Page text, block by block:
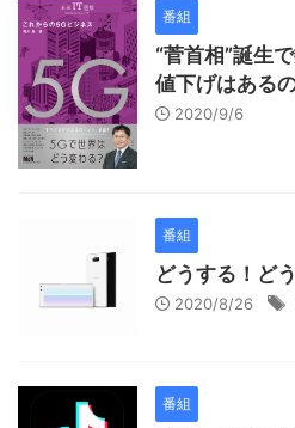
番組
“菅首相”誕生
値下げはある
2020/9/6
番組
どうする！ど
2020/8/26
番組